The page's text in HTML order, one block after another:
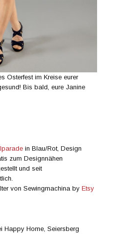
Osterfest im Kreise eurer
Bis bald, eure Janine
in Blau/Rot, Design
zum Designnähen
und seit
von Sewingmachina byEtsy
Happy Home, Seiersberg